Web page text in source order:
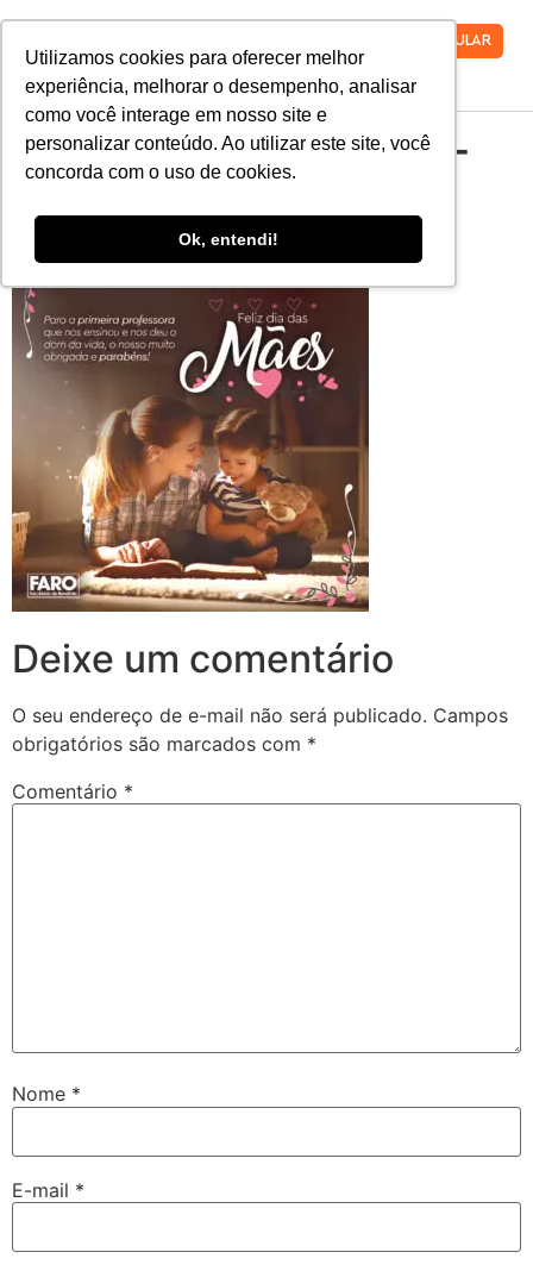
Utilizamos cookies para oferecer melhor
experiência, melhorar o desempenho, analisar
como você interage em nosso site e
personalizar conteúdo. Ao utilizar este site, você
concorda com o uso de cookies.
Ok, entendi!
VESTIBULAR
feliz-dia-das-maes-
2020
Deixe um comentário
O seu endereço de e-mail não será publicado. Campos
obrigatórios são marcados com *
Comentário *
Nome *
E-mail *